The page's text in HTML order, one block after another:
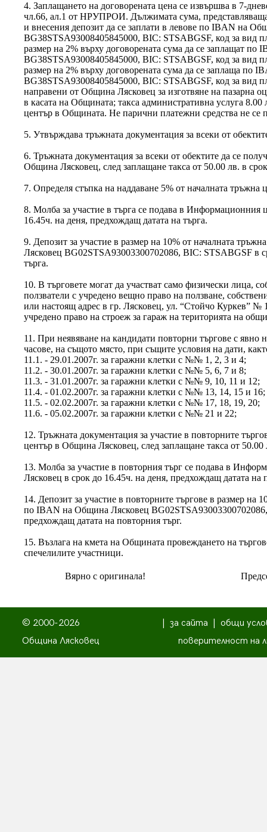
4. Заплащането на договорената цена се извършва в 7-
чл.66, ал.1 от НРУПРОИ. Дължимата сума,
и внесения депозит да се заплати в левове по IBAN на
BG38STSA93008405845000, BIC: STSABGSF, код за вид
размер на 2% върху договорената сума да се заплащат
BG38STSA93008405845000, BIC: STSABGSF, код за вид
размер на 2% върху договорената сума да се заплаща по
BG38STSA93008405845000, BIC: STSABGSF, код за вид
направени от Община Лясковец за изготвяне на пазарна
в касата на Общината; такса административна услуга
център в Общината. Не парични платежни средства не се
5. Утвърждава тръжната документация за всеки от
6. Тръжната документация за всеки от обектите да се
Община Лясковец, след заплащане такса от 50.00 лв. в
7. Определя стъпка на наддаване 5% от началната тръжна
8. Молба за участие в търга се подава в
16.45ч. на деня, предхождащ датата на търга.
9. Депозит за участие в размер на 10% от началната
Лясковец BG02STSA93003300702086, BIC: STSABGSF в
търга.
10. В търговете могат да участват само физически лица,
ползватели с учредено вещно право на ползване,
или настоящ адрес в гр. Лясковец, ул. “Стойчо Куркев” №
учредено право на строеж за гараж на територията на
11. При неявяване на кандидати повторни търгове с явно
часове, на същото място, при същите условия на дати,
11.1. - 29.01.2007г. за гаражни клетки с №№ 1, 2, 3 и 4;
11.2. - 30.01.2007г. за гаражни клетки с №№ 5, 6, 7 и 8;
11.3. - 31.01.2007г. за гаражни клетки с №№ 9, 10, 11 и 12;
11.4. - 01.02.2007г. за гаражни клетки с №№ 13, 14, 15 и 16;
11.5. - 02.02.2007г. за гаражни клетки с №№ 17, 18, 19, 20;
11.6. - 05.02.2007г. за гаражни клетки с №№ 21 и 22;
12. Тръжната документация за участие в повторните
център в Община Лясковец, след заплащане такса от 50.00
13. Молба за участие в повторния търг се подава в
Лясковец в срок до 16.45ч. на деня, предхождащ датата на
14. Депозит за участие в повторните търгове в размер на
по IBAN на Община Лясковец
предхождащ датата на повторния търг.
15. Възлага на кмета на Общината провеждането на
спечелилите участници.
Вярно с оригинала!
© 2000-2026
Община Лясковец
за сайта
общи
поверителност на